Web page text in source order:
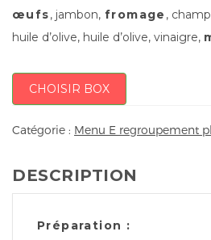
œufs, jambon,fromage ,
huile d’olive, huile d’olive, vinaigre,
CHOISIR BOX
Catégorie : Menu E regroupement
DESCRIPTION
Préparation :